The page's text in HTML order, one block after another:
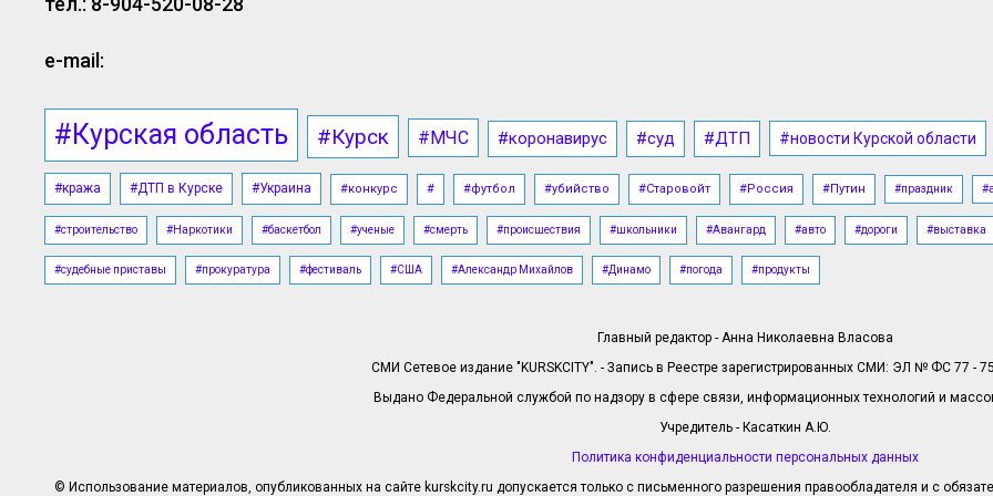
e-mail:
#Курская область #Курск #МЧС #коронавирус #суд #ДТП #новости Курской области
#кража #ДТП в Курске #Украина #конкурс # #футбол #убийство #Старовойт #Россия #Путин #праздник
#строительство #Наркотики #баскетбол #ученые #смерть #происшествия #школьники #Авангард #авто #дороги #выставка
#судебные приставы #прокуратура #фестиваль #США #Александр Михайлов #Динамо #погода #продукты
Главный редактор - Анна Николаевна Власова
СМИ Сетевое издание "KURSKCITY". - Запись в Реестре зарегистрированных СМИ: ЭЛ № ФС 77 -
Выдано Федеральной службой по надзору в сфере связи, информационных технологий и
Учредитель - Касаткин А.Ю.
Политика конфиденциальности персональных данных
© Использование материалов, опубликованных на сайте kurskcity.ru допускается только с письменного разрешения правообладателя и с